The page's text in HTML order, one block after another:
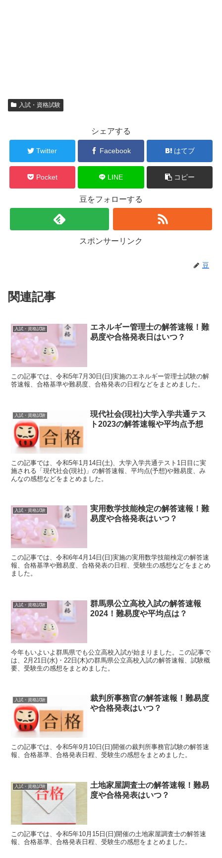
入試・資格試験
シェアする
Twitter Facebook はてブ
Pocket LINE コピー
豆をフォローする
スポンサーリンク
豆
関連記事
入試・資格試験
エネルギー管理士の解答速報！難
易度や合格発表日はいつ？
この記事では、令和5年7月30日(日)実施のエネルギー管理士試験の解
答速報、合格基準や難易度、合格発表の日程などをまとめました。
入試・資格試験
現代社会(現社)大学入学共通テス
ト2023の解答速報や平均点予想
この記事では、令和5年1月14日(土)、大学入学共通テスト1日目に実
施される「現代社会(現社)」の解答速報、平均点(予想)や難易度、み
んなの感想などをまとめました。
入試・資格試験
実用数学技能検定の解答速報！難
易度や合格発表はいつ？
この記事では、令和6年4月14日(日)実施の実用数学技能検定の解答速
報、合格基準や難易度、合格発表の日程、受験生の感想などをまとめ
ました。
入試・資格試験
群馬県公立高校入試の解答速報
2024！難易度や平均点は？
今年もいよいよ群馬県でも公立高校入試が始まりました。この記事で
は、2月21日(水)・22日(木)の群馬県公立高校入試の解答速報、試験概
要、受験生の感想をまとめました。
入試・資格試験
裁判所事務官の解答速報！難易度
や合格発表はいつ？
この記事では、令和5年9月10日(日)開催の裁判所事務官試験の解答速
報、合格基準、合格発表日程、受験生の感想をまとめました。
入試・資格試験
土地家屋調査士の解答速報！難易
度や合格発表はいつ？
この記事では、令和5年10月15日(日)開催の土地家屋調査士の解答速
報、合格基準、合格発表日程、受験生の感想をまとめました。